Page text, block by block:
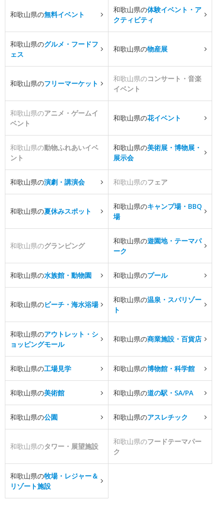
和歌山県の無料イベント
和歌山県の体験イベント・ア
クティビティ
和歌山県のグルメ・フードフ
ェス
和歌山県の物産展
和歌山県のフリーマーケット
和歌山県のコンサート・音楽
イベント
和歌山県のアニメ・ゲームイ
ベント
和歌山県の花イベント
和歌山県の動物ふれあいイベ
ント
和歌山県の美術展・博物展・
展示会
和歌山県の演劇・講演会 和歌山県のフェア
和歌山県の夏休みスポット
和歌山県のキャンプ場・BBQ
場
和歌山県のグランピング
和歌山県の遊園地・テーマパ
ーク
和歌山県の水族館・動物園 和歌山県のプール
和歌山県のビーチ・海水浴場
和歌山県の温泉・スパリゾー
ト
和歌山県のアウトレット・シ
ョッピングモール
和歌山県の商業施設・百貨店
和歌山県の工場見学 和歌山県の博物館・科学館
和歌山県の美術館 和歌山県の道の駅・SA/PA
和歌山県の公園 和歌山県のアスレチック
和歌山県のタワー・展望施設
和歌山県のフードテーマパー
ク
和歌山県の牧場・レジャー＆
リゾート施設